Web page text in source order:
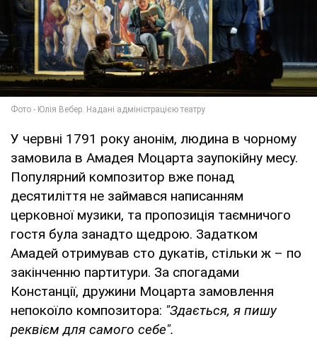
У червні 1791 року анонім, людина в чорному
замовила в Амадея Моцарта заупокійну месу.
Популярний композитор вже понад
десятиліття не займався написанням
церковної музики, та пропозиція таємничого
гостя була занадто щедрою. Задатком
Амадей отримував сто дукатів, стільки ж – по
закінченню партитури. За спогадами
Констанції, дружини Моцарта замовлення
непокоїло композитора: "Здається, я пишу
реквієм для самого себе".